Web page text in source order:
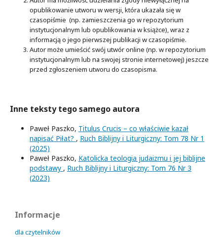
opublikowanie utworu w wersji, która ukazała się w
czasopiśmie (np. zamieszczenia go w repozytorium
instytucjonalnym lub opublikowania w książce), wraz z
informacją o jego pierwszej publikacji w czasopiśmie.
Autor może umieścić swój utwór online (np. w repozytorium
instytucjonalnym lub na swojej stronie internetowej) jeszcze
przed zgłoszeniem utworu do czasopisma.
Inne teksty tego samego autora
Paweł Paszko, Titulus Crucis – co właściwie kazał
napisać Piłat? , Ruch Biblijny i Liturgiczny: Tom 78 Nr 1
(2025)
Paweł Paszko, Katolicka teologia judaizmu i jej biblijne
podstawy , Ruch Biblijny i Liturgiczny: Tom 76 Nr 3
(2023)
Informacje
dla czytelników